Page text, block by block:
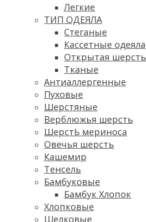
Легкие
ТИП ОДЕЯЛА
Стеганые
Кассетные одеяла
Открытая шерсть
Тканые
Антиаллергенные
Пуховые
Шерстяные
Верблюжья шерсть
ШерстЬ мериноса
Овечья шерсть
Кашемир
Тенсель
Бамбуковые
Бамбук Хлопок
Хлопковые
Шелковые